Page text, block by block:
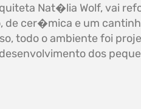
Nat�lia Wolf, vai
cer�mica e um
todo o ambiente foi
dos